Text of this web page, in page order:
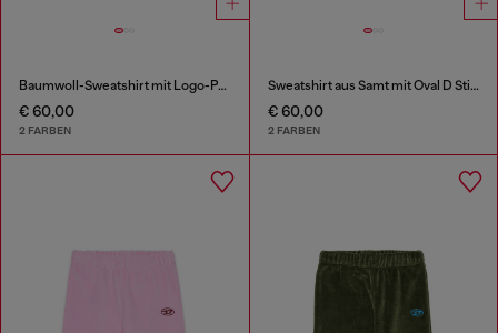
Baumwoll-Sweatshirt mit Logo-Print
€ 60,00
2 FARBEN
Sweatshirt aus Samt mit Oval D Stickerei
€ 60,00
2 FARBEN